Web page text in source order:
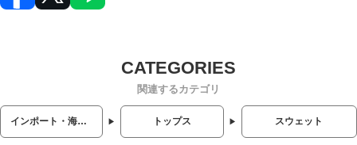
関連するカテゴリ
インポート・海外人気ブランド トップス スウェット